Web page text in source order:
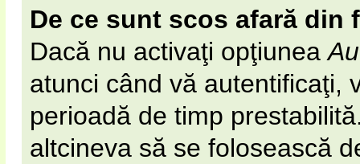
De ce sunt scos afară din
Dacă nu activaţi opţiunea
atunci când vă autentificaţi,
perioadă de timp
altcineva să se folosească